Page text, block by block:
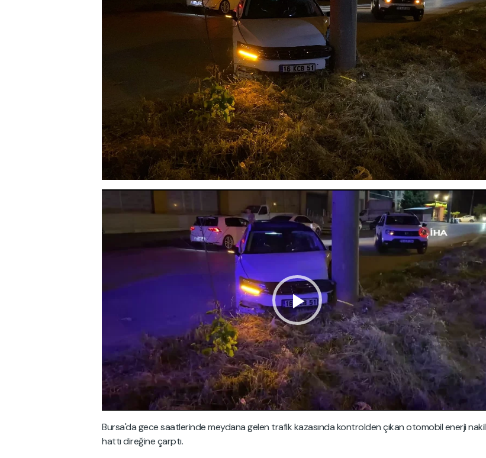
Bursa'da gece saatlerinde meydana gelen trafik kazasında kontrolden çıkan otomobil enerji nakil
hattı direğine çarptı.